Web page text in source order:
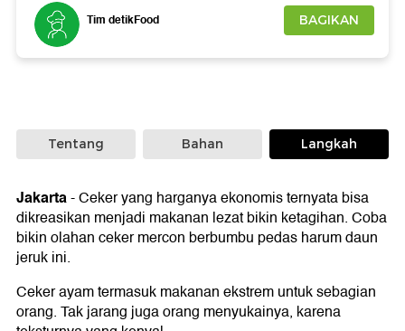
Foto: Getty Images/Muhammad Senopati
Tim detikFood BAGIKAN
Tentang Bahan Langkah
Jakarta-Ceker yang harganya ekonomis ternyata bisa
dikreasikan menjadi makanan lezat bikin ketagihan. Coba
bikin olahan ceker mercon berbumbu pedas harum daun
jeruk ini.
Ceker ayam termasuk makanan ekstrem untuk sebagian
orang. Tak jarang juga orang menyukainya, karena